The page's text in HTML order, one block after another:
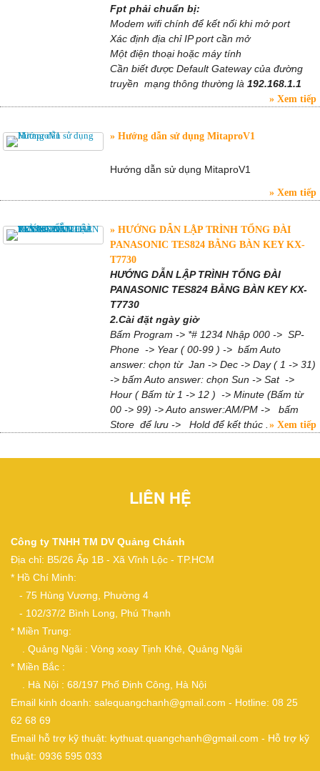
Fpt phải chuẩn bị:
Modem wifi chính để kết nối khi mở port
Xác định địa chỉ IP port cần mở
Một điện thoại hoặc máy tính
Cần biết được Default Gateway của đường
truyền mạng thông thường là192.168.1.1
Xem tiếp
Hướng dẫn sử dụng MitaproV1
Hướng dẫn sử dụng MitaproV1
Xem tiếp
HƯỚNG DẪN LẬP TRÌNH TỔNG ĐÀI
PANASONIC TES824 BẰNG BÀN KEY KX-
T7730
HƯỚNG DẪN LẬP TRÌNH TỔNG ĐÀI
PANASONIC TES824 BẰNG BÀN KEY KX-
T7730
2.Cài đặt ngày giờ
Bấm Program -> *# 1234 Nhập 000 -> SP-
Phone -> Year ( 00-99 ) -> bấm Auto
answer: chọn từ Jan -> Dec -> Day ( 1 -> 31)
-> bấm Auto answer: chọn Sun -> Sat ->
Hour ( Bấm từ 1 -> 12 ) -> Minute (Bấm từ
00 -> 99) -> Auto answer:AM/PM -> bấm
Store để lưu -> Hold để kết thúc .
Xem tiếp
LIÊN HỆ
Công ty TNHH TM DV Quảng Chánh
Địa chỉ: B5/26 Ấp 1B - Xã Vĩnh Lộc - TP.HCM
* Hồ Chí Minh:
- 75 Hùng Vương, Phường 4
- 102/37/2 Bình Long, Phú Thạnh
* Miền Trung:
. Quảng Ngãi : Vòng xoay Tịnh Khê, Quảng Ngãi
* Miền Bắc :
. Hà Nội : 68/197 Phố Định Công, Hà Nội
Email kinh doanh: salequangchanh@gmail.com - Hotline: 08 25
62 68 69
Email hỗ trợ kỹ thuật: kythuat.quangchanh@gmail.com - Hỗ trợ kỹ
thuật: 0936 595 033